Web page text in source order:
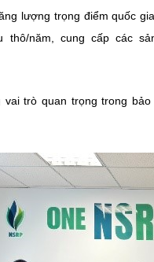
lượng trọng điểm quốc
thô/năm, cung cấp các
vai trò quan trọng trong